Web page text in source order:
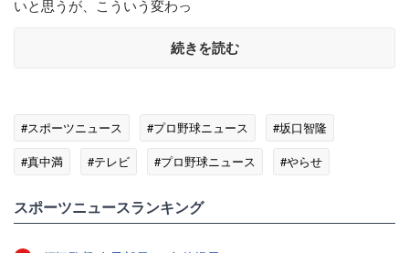
いと思うが、こういう変わっ
続きを読む
#スポーツニュース #プロ野球ニュース
#坂口智隆
#真中満
#テレビ #プロ野球ニュース
#やらせ
スポーツニュースランキング